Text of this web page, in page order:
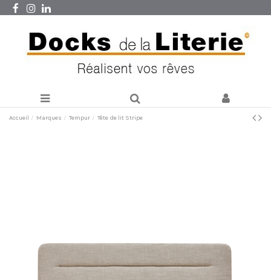
Accueil Marques Tempur Tête de lit Stripe